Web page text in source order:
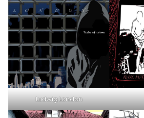
Ludwig London